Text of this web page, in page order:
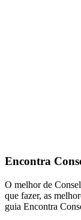
Encontra
O melhor de
que fazer, as
guia Encontra